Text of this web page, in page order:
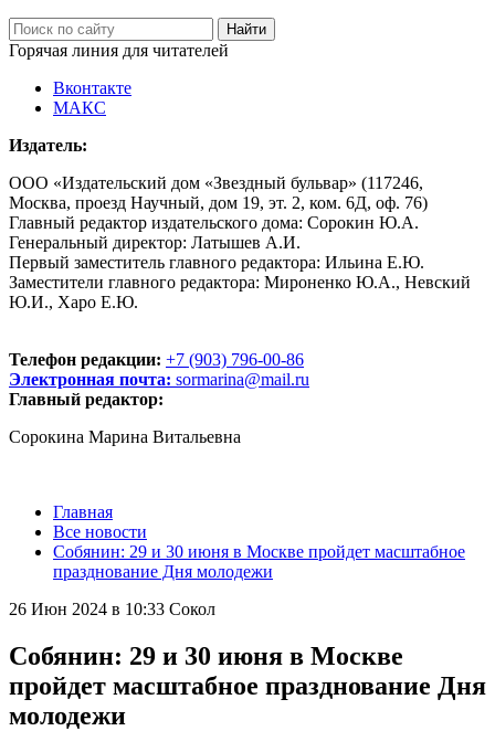
Горячая линия для читателей
Вконтакте
МАКС
Издатель:
ООО «Издательский дом «Звездный бульвар» (117246,
Москва, проезд Научный, дом 19, эт. 2, ком. 6Д, оф. 76)
Главный редактор издательского дома: Сорокин Ю.А.
Генеральный директор: Латышев А.И.
Первый заместитель главного редактора: Ильина Е.Ю.
Заместители главного редактора: Мироненко Ю.А., Невский
Ю.И., Харо Е.Ю.
Телефон редакции: +7 (903) 796-00-86
Электронная почта: sormarina@mail.ru
Главный редактор:
Сорокина Марина Витальевна
Главная
Все новости
Собянин: 29 и 30 июня в Москве пройдет масштабное
празднование Дня молодежи
26 Июн 2024 в 10:33 Сокол
Собянин: 29 и 30 июня в Москве
пройдет масштабное празднование Дня
молодежи